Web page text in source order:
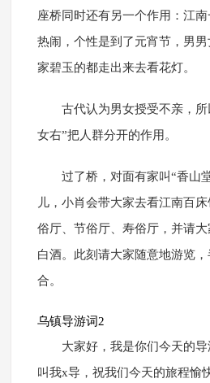
座桥同时还有另一个作用：江
热闹，个性是到了元宵节，男
家碧玉的都走出来去看花灯。
古代认为男女授受不亲，
女右”把人群分开的作用。
过了桥，对面有家叫“香山
儿，小肖会带大家去看江南百
俗厅、节俗厅、寿俗厅，并请
白酒。此刻请大家随意地游览
合。
乌镇导游词2
大家好，我是你们今天的
叫我x导，祝我们今天的旅程愉快